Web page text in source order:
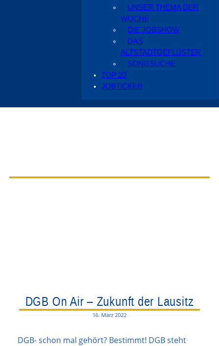
UNSER THEMA DER
WOCHE
DIE JOBSHOW
DAS
ALTSTADTGEFLÜSTER
SONGSUCHE
TOP 20
JOBTICKER
DGB On Air – Zukunft der Lausitz
16. März 2022
DGB- schon mal gehört? Bestimmt! DGB steht